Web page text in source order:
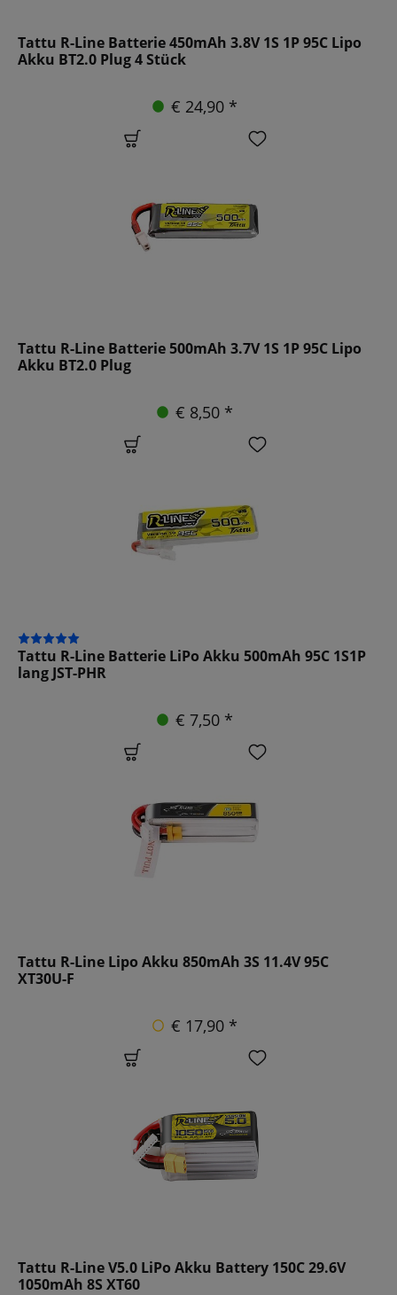
Tattu R-Line Batterie 450mAh 3.8V 1S 1P 95C Lipo
Akku BT2.0 Plug 4 Stück
€ 24,90 *
Tattu R-Line Batterie 500mAh 3.7V 1S 1P 95C Lipo
Akku BT2.0 Plug
€ 8,50 *
Tattu R-Line Batterie LiPo Akku 500mAh 95C 1S1P
lang JST-PHR
€ 7,50 *
Tattu R-Line Lipo Akku 850mAh 3S 11.4V 95C
XT30U-F
€ 17,90 *
Tattu R-Line V5.0 LiPo Akku Battery 150C 29.6V
1050mAh 8S XT60